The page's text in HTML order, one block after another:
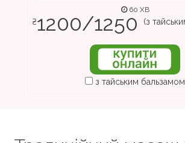
60 ХВ
₴1200/1250 (з
з тайським бальзамом